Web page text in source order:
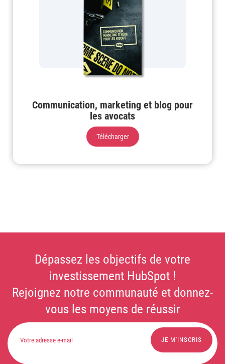
Communication, marketing et blog pour
les avocats
Télécharger
Dépassez les objectifs de votre
investissement HubSpot !
Rejoignez notre communauté et donnez-
vous les moyens de réussir